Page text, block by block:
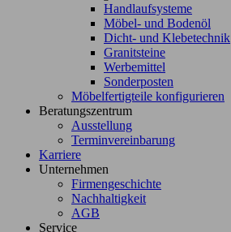
Handlaufsysteme
Möbel- und Bodenöl
Dicht- und Klebetechnik
Granitsteine
Werbemittel
Sonderposten
Möbelfertigteile konfigurieren
Beratungszentrum
Ausstellung
Terminvereinbarung
Karriere
Unternehmen
Firmengeschichte
Nachhaltigkeit
AGB
Service